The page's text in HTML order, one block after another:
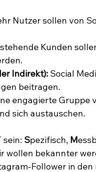
Nutzer sollen von
Kunden
Indirekt): Social
beitragen.
engagierte Gruppe
sich austauschen.
sein: Spezifisch, M
wollen bekannter
Follower in